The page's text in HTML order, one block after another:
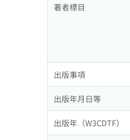
著者標目
出版事項
出版年月日等
出版年（W3CDTF）